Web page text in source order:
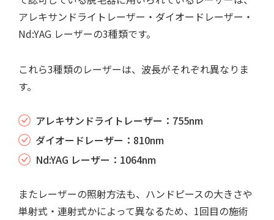
アレキサンドライトレーザー・ダイオードレーザー・
Nd:YAG レーザーの3種類です。
これら3種類のレーザーは、波長がそれぞれ異なりま
す。
アレキサンドライトレーザー：755nm
ダイオードレーザー：810nm
Nd:YAG レーザー：1064nm
またレーザーの照射方法も、ハンドピースの大きさや
単射式・連射式かによって異なるため、1回目の施術